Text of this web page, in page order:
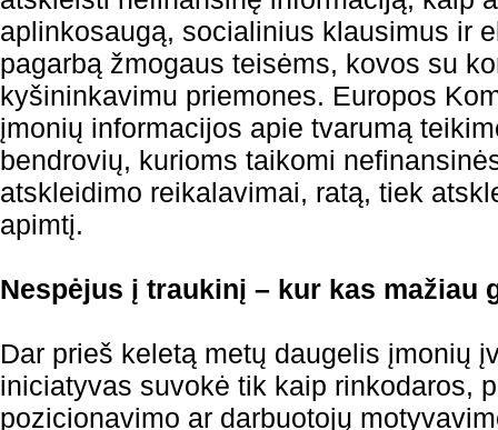
aplinkosaugą, socialinius klausimus ir
pagarbą žmogaus teisėms, kovos su
kyšininkavimu priemones. Europos
įmonių informacijos apie tvarumą
bendrovių, kurioms taikomi
atskleidimo reikalavimai, ratą, tiek
apimtį.
Nespėjus į traukinį – kur kas mažiau
Dar prieš keletą metų daugelis įmonių
iniciatyvas suvokė tik kaip rinkodaros,
pozicionavimo ar darbuotojų